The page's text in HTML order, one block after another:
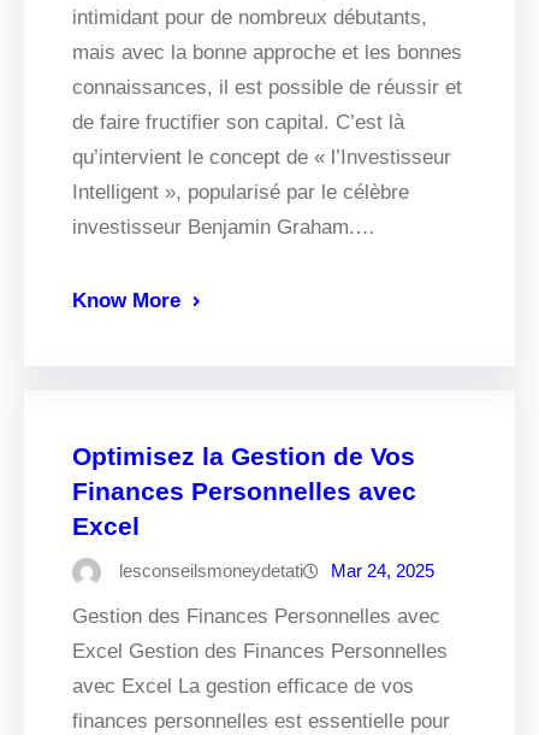
intimidant pour de nombreux débutants,
mais avec la bonne approche et les bonnes
connaissances, il est possible de réussir et
de faire fructifier son capital. C’est là
qu’intervient le concept de « l’Investisseur
Intelligent », popularisé par le célèbre
investisseur Benjamin Graham.…
Know More
Optimisez la Gestion de Vos
Finances Personnelles avec
Excel
lesconseilsmoneydetati Mar 24, 2025
Gestion des Finances Personnelles avec
Excel Gestion des Finances Personnelles
avec Excel La gestion efficace de vos
finances personnelles est essentielle pour